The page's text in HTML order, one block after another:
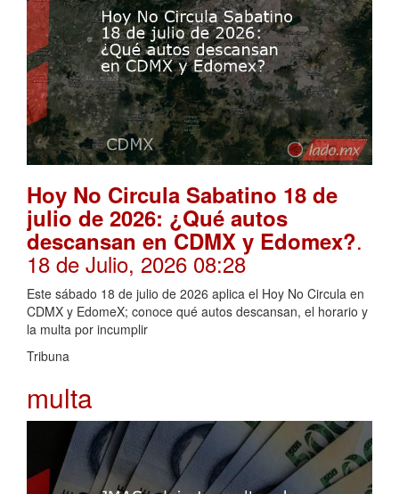
Hoy No Circula Sabatino 18 de
julio de 2026: ¿Qué autos
descansan en CDMX y Edomex?.
18 de Julio, 2026 08:28
Este sábado 18 de julio de 2026 aplica el Hoy No Circula en
CDMX y EdomeX; conoce qué autos descansan, el horario y
la multa por incumplir
Tribuna
multa